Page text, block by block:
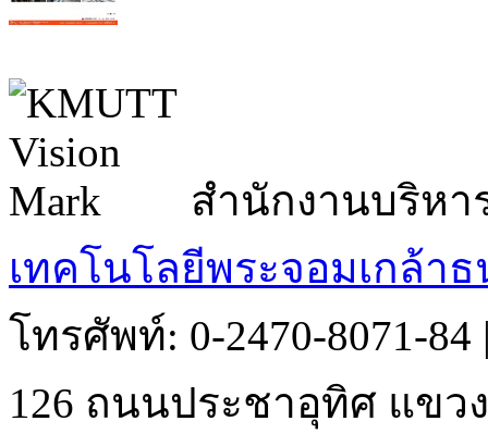
สำนักงานบริห
เทคโนโลยีพระจอมเกล้า
โทรศัพท์: 0-2470-8071-84
126 ถนนประชาอุทิศ แขว